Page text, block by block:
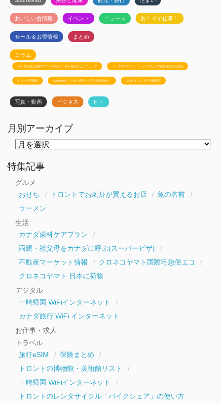
おいしい食情報 イベント ニュース お！イイ仕事！
セール＆お得情報 まとめ
コラム
カナダ政府公認移民コンサルタント白石有紀のビザニュース メープルエデュケーションのカナダ留学お役立ち情報
トロント不動産 Ayudanteの「GA4: 基本から学ぶ最新分析」 JSSのトロント生活相談室
写真・動画 ビジネス ヒト
月別アーカイブ
ー
カ
特集記事
グルメ
おせち
トロントでお刺身が買えるお店
魚の名前
ラーメン
生活
カナダ歯科ケアプラン
両親・祖父母をカナダに呼ぶ(スーパービザ)
不動産マーケット情報
クロネコヤマト国際宅急便エコ
クロネコヤマト 日本に荷物
デジタル
一時帰国 WiFiインターネット
カナダ旅行 WiFi インターネット
お仕事・求人
トラベル
旅行eSIM
保険まとめ
トロントの博物館・美術館リスト
一時帰国 WiFiインターネット
トロントのレンタサイクル「バイクシェア」の使い方